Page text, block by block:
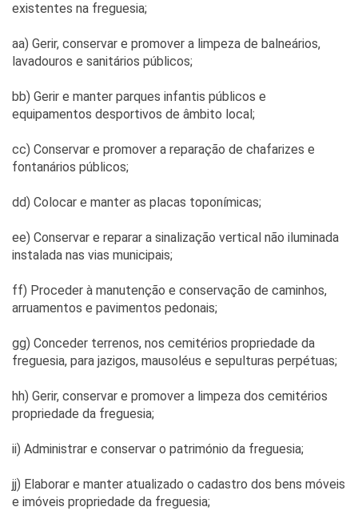
existentes na freguesia;
aa) Gerir, conservar e promover a limpeza de balneários,
lavadouros e sanitários públicos;
bb) Gerir e manter parques infantis públicos e
equipamentos desportivos de âmbito local;
cc) Conservar e promover a reparação de chafarizes e
fontanários públicos;
dd) Colocar e manter as placas toponímicas;
ee) Conservar e reparar a sinalização vertical não iluminada
instalada nas vias municipais;
ff) Proceder à manutenção e conservação de caminhos,
arruamentos e pavimentos pedonais;
gg) Conceder terrenos, nos cemitérios propriedade da
freguesia, para jazigos, mausoléus e sepulturas perpétuas;
hh) Gerir, conservar e promover a limpeza dos cemitérios
propriedade da freguesia;
ii) Administrar e conservar o património da freguesia;
jj) Elaborar e manter atualizado o cadastro dos bens móveis
e imóveis propriedade da freguesia;